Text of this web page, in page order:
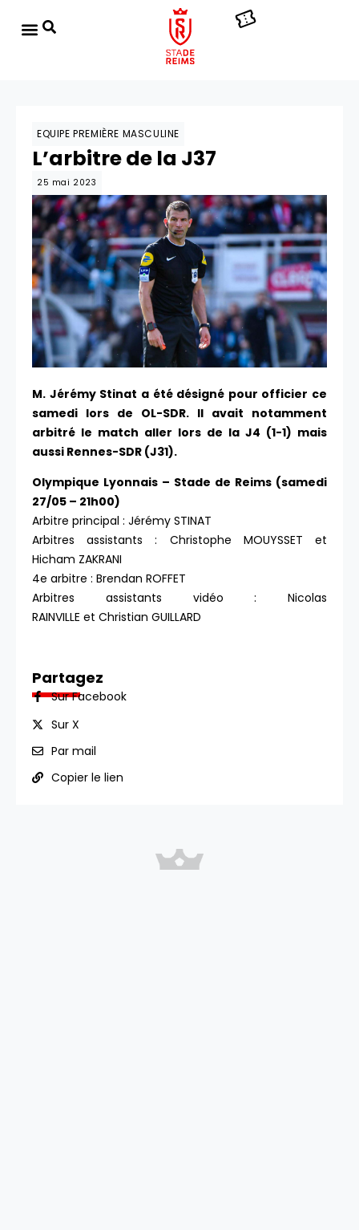
EQUIPE PREMIÈRE MASCULINE
L’arbitre de la J37
25 mai 2023
M. Jérémy Stinat a été désigné pour officier ce
samedi lors de OL-SDR. Il avait notamment
arbitré le match aller lors de la J4 (1-1) mais
aussi Rennes-SDR (J31).
Olympique Lyonnais – Stade de Reims (samedi
27/05 – 21h00)
Arbitre principal : Jérémy STINAT
Arbitres assistants : Christophe MOUYSSET et
Hicham ZAKRANI
4e arbitre : Brendan ROFFET
Arbitres assistants vidéo : Nicolas
RAINVILLE et Christian GUILLARD
Partagez
Sur Facebook
Sur X
Par mail
Copier le lien